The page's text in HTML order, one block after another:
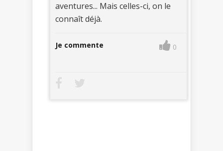
aventures... Mais celles-ci, on le
connaît déjà.
Je commente 0